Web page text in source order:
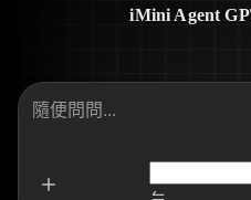
iMini Agent